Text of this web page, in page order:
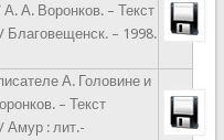
А. Воронков. – Текст
Благовещенск. – 1998.
А. Головине и
– Текст
Амур : лит.-